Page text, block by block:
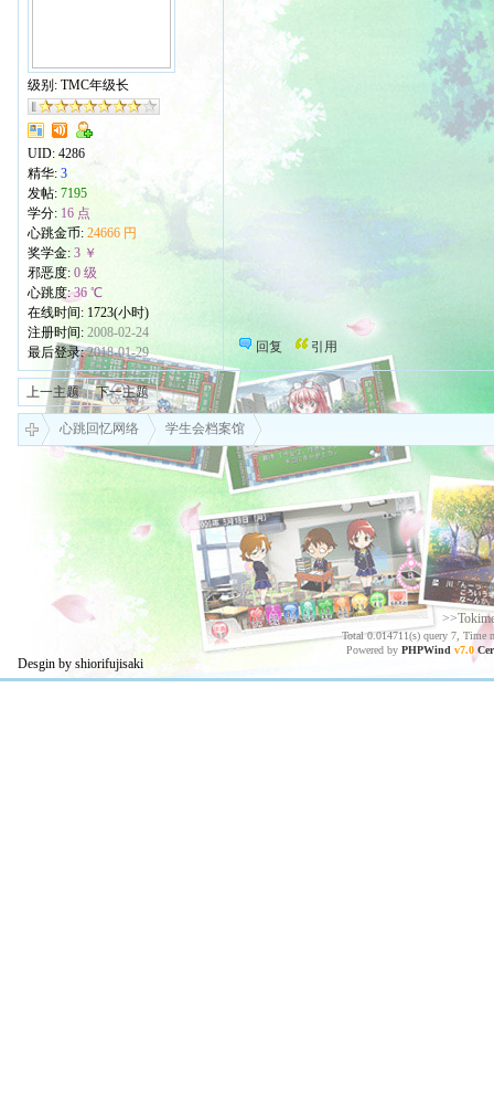
级别: TMC年级长
UID: 4286
精华:3
发帖: 7195
学分: 16 点
心跳金币: 24666 円
奖学金: 3 ￥
邪恶度: 0 级
心跳度:36 ℃
在线时间: 1723(小时)
注册时间: 2008-02-24
最后登录:2018-01-29 回复 引用
上一主题 下一主题
心跳回忆网络 学生会档案馆
Total 0.014711(s) query 7, Time
Powered by PHPWind v7.0
Desgin by shiorifujisaki